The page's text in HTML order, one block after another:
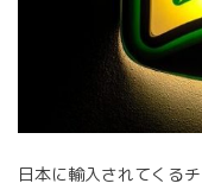
日本に輸入されてくる